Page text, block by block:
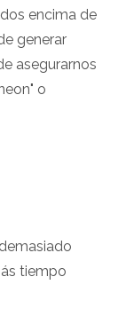
encima de
generar
asegurarnos
o
tiempo